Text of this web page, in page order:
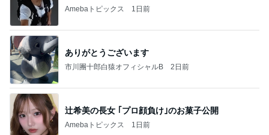
Amebaトピックス 1日前
ありがとうございます
市川團十郎白猿オフィシャルB 2日前
辻希美の長女 ｢プロ顔負け｣のお菓子公開
Amebaトピックス 1日前